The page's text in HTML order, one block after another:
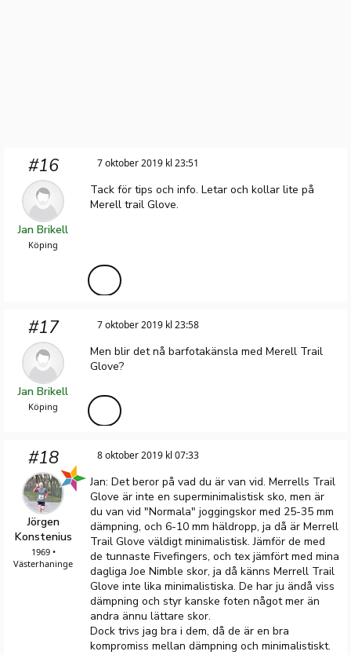
#16
Jan Brikell
Köping
7 oktober 2019 kl 23:51
Tack för tips och info. Letar och kollar lite på
Merell trail Glove.
#17
Jan Brikell
Köping
7 oktober 2019 kl 23:58
Men blir det nå barfotakänsla med Merell Trail
Glove?
#18
Jörgen
Konstenius
1969 •
Västerhaninge
8 oktober 2019 kl 07:33
Jan: Det beror på vad du är van vid. Merrells Trail
Glove är inte en superminimalistisk sko, men är
du van vid "Normala" joggingskor med 25-35 mm
dämpning, och 6-10 mm häldropp, ja då är Merrell
Trail Glove väldigt minimalistisk. Jämför de med
de tunnaste Fivefingers, och tex jämfört med mina
dagliga Joe Nimble skor, ja då känns Merrell Trail
Glove inte lika minimalistiska. De har ju ändå viss
dämpning och styr kanske foten något mer än
andra ännu lättare skor.
Dock trivs jag bra i dem, då de är en bra
kompromiss mellan dämpning och minimalistiskt.